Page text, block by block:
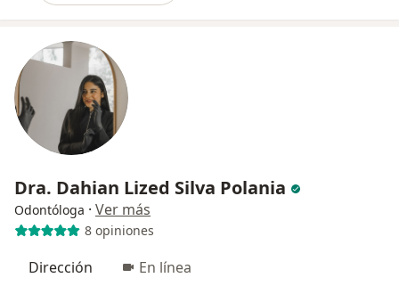
Dra. Dahian Lized Silva Polania
Odontóloga · Ver más
8 opiniones
Dirección En línea